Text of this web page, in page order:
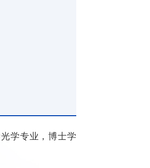
学专业，博士学